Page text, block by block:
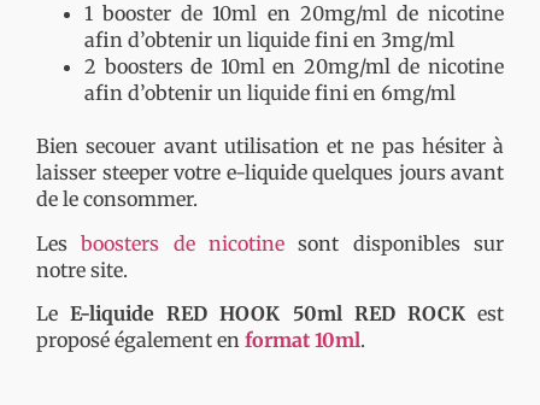
1 booster de 10ml en 20mg/ml de nicotine
afin d’obtenir un liquide fini en 3mg/ml
2 boosters de 10ml en 20mg/ml de nicotine
afin d’obtenir un liquide fini en 6mg/ml
Bien secouer avant utilisation et ne pas hésiter à
laisser steeper votre e-liquide quelques jours avant
de le consommer.
Lesboosters de nicotine sont disponibles sur
notre site.
LeE-liquide RED HOOK 50ml RED ROCKest
proposé également en format 10ml.